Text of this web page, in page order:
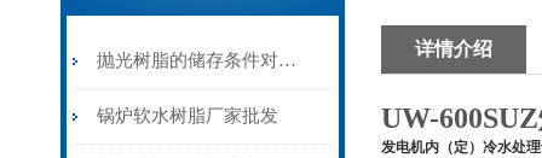
抛光树脂的储存条件对其性能影响的实验验证
锅炉软水树脂厂家批发
详情介绍
UW-
发电机内（定）冷水处